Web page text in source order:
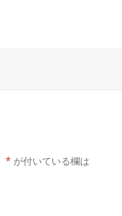
* が付いている欄は